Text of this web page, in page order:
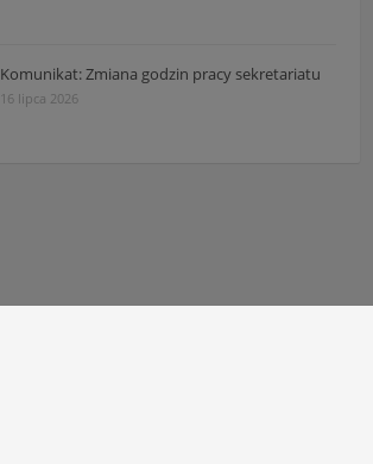
Komunikat: Zmiana godzin pracy sekretariatu
16 lipca 2026